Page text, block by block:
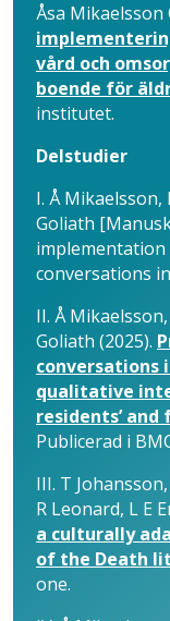
Åsa Mikaelsson
vård och
boende för
institutet.
Delstudier
I. Å Mikaelsson,
Goliath
conversations
II. Å
Goliath (2025).
conversations
qualitative
residents’ and
Publicerad i
III. T
R Leonard, L E
a culturally
of the Death
one.